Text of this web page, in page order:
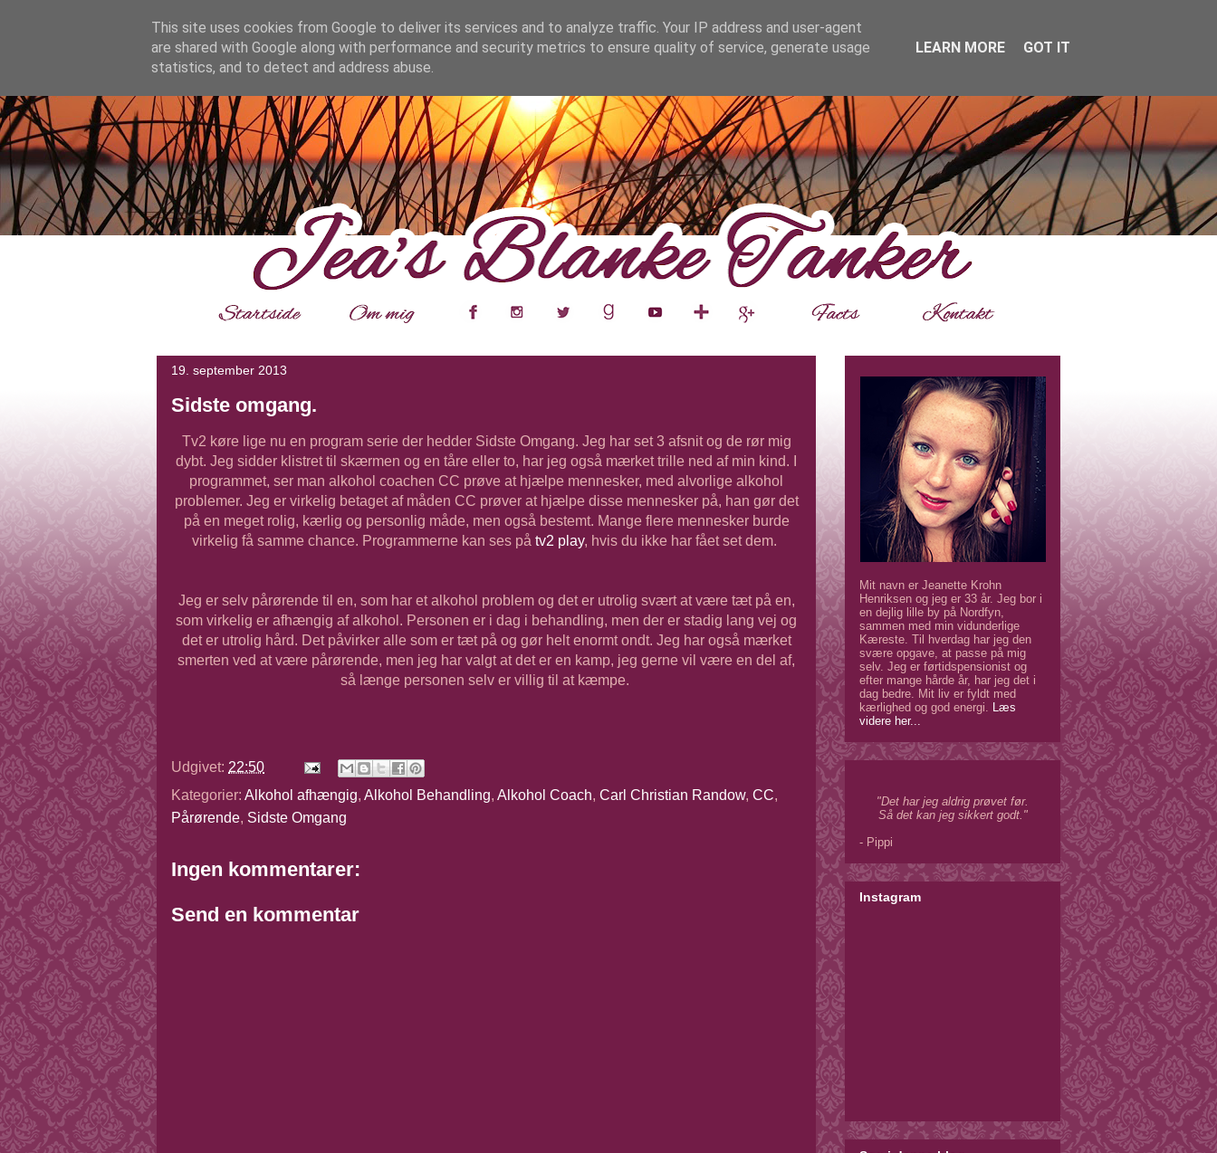
19. september 2013
Sidste omgang.
Tv2 køre lige nu en program serie der hedder Sidste Omgang. Jeg har set 3 afsnit og de rør mig
dybt. Jeg sidder klistret til skærmen og en tåre eller to, har jeg også mærket trille ned af min kind. I
programmet, ser man alkohol coachen CC prøve at hjælpe mennesker, med alvorlige alkohol
problemer. Jeg er virkelig betaget af måden CC prøver at hjælpe disse mennesker på, han gør det
på en meget rolig, kærlig og personlig måde, men også bestemt. Mange flere mennesker burde
virkelig få samme chance. Programmerne kan ses på tv2 play, hvis du ikke har fået set dem.
Jeg er selv pårørende til en, som har et alkohol problem og det er utrolig svært at være tæt på en,
som virkelig er afhængig af alkohol. Personen er i dag i behandling, men der er stadig lang vej og
det er utrolig hård. Det påvirker alle som er tæt på og gør helt enormt ondt. Jeg har også mærket
smerten ved at være pårørende, men jeg har valgt at det er en kamp, jeg gerne vil være en del af,
så længe personen selv er villig til at kæmpe.
Udgivet: 22:50
Kategorier: Alkohol afhængig, Alkohol Behandling, Alkohol Coach, Carl Christian Randow, CC,
Pårørende, Sidste Omgang
Ingen kommentarer:
Send en kommentar
Mit navn er Jeanette Krohn
Henriksen og jeg er 33 år. Jeg bor i
en dejlig lille by på Nordfyn,
sammen med min vidunderlige
Kæreste. Til hverdag har jeg den
svære opgave, at passe på mig
selv. Jeg er førtidspensionist og
efter mange hårde år, har jeg det i
dag bedre. Mit liv er fyldt med
kærlighed og god energi. Læs
videre her...
"Det har jeg aldrig prøvet før.
Så det kan jeg sikkert godt."
- Pippi
Instagram
This site uses cookies from Google to deliver its services and to analyze traffic. Your IP address and user-agent
are shared with Google along with performance and security metrics to ensure quality of service, generate usage
statistics, and to detect and address abuse.
LEARN MORE GOT IT